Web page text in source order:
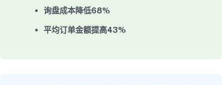
询盘成本降低68%
平均订单金额提高43%